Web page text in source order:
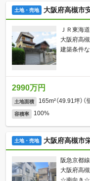
土地・売地 大阪府高槻市
ＪＲ東海
大阪府高
建築条件
2990万円
土地面積 165m²（49.91坪）（
容積率 100%
土地・売地 大阪府高槻市
阪急京都
大阪府高